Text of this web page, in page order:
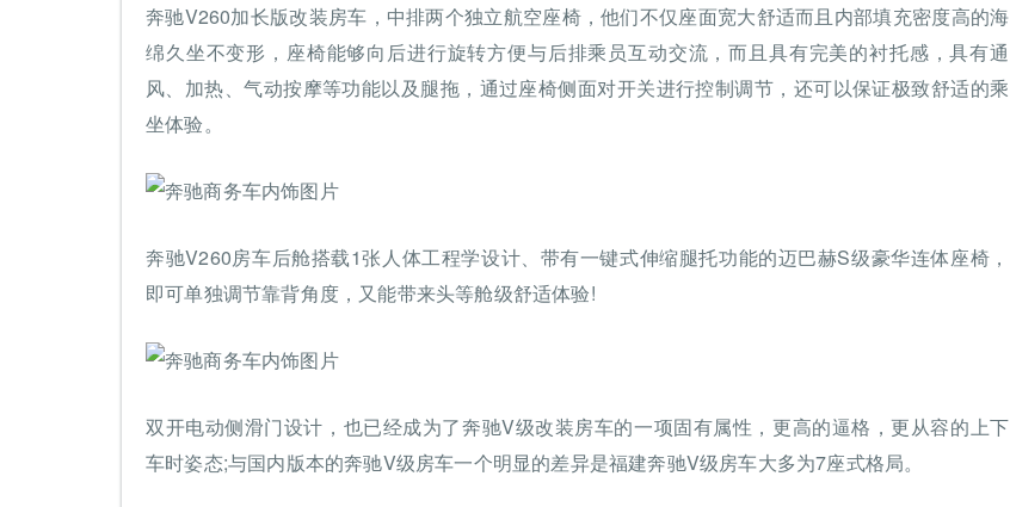
奔驰V260加长版改装房车，中排两个独立航空座椅，他们不仅座面宽大舒适而且内部填充密度高的海
绵久坐不变形，座椅能够向后进行旋转方便与后排乘员互动交流，而且具有完美的衬托感，具有通
风、加热、气动按摩等功能以及腿拖，通过座椅侧面对开关进行控制调节，还可以保证极致舒适的乘
坐体验。
奔驰V260房车后舱搭载1张人体工程学设计、带有一键式伸缩腿托功能的迈巴赫S级豪华连体座椅，
即可单独调节靠背角度，又能带来头等舱级舒适体验!
双开电动侧滑门设计，也已经成为了奔驰V级改装房车的一项固有属性，更高的逼格，更从容的上下
车时姿态;与国内版本的奔驰V级房车一个明显的差异是福建奔驰V级房车大多为7座式格局。